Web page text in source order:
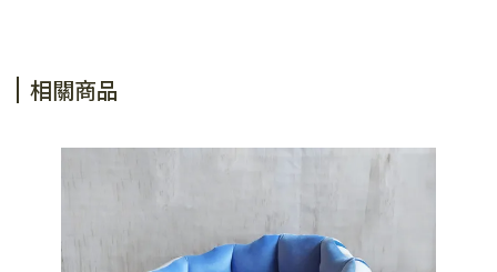
相關商品